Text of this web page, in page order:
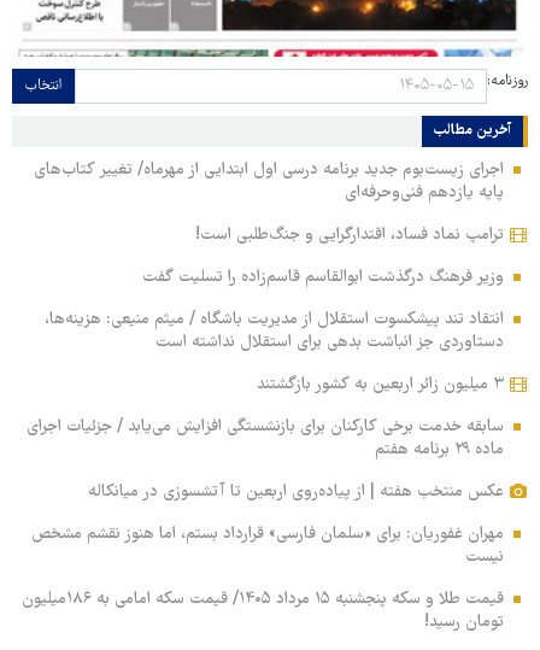
روزنامه: انتخاب
آخرین مطالب
اجرای زیست‌بوم جدید برنامه درسی اول ابتدایی از مهرماه/ تغییر کتاب‌های
پایه یازدهم فنی‌وحرفه‌ای
ترامپ نماد فساد، اقتدارگرایی و جنگ‌طلبی است!
وزیر فرهنگ درگذشت ابوالقاسم قاسم‌زاده را تسلیت گفت
انتقاد تند پیشکسوت استقلال از مدیریت باشگاه / میثم منیعی: هزینه‌ها،
دستاوردی جز انباشت بدهی برای استقلال نداشته است
۳ میلیون زائر اربعین به کشور بازگشتند
سابقه خدمت برخی کارکنان برای بازنشستگی افزایش می‌یابد / جزئیات اجرای
ماده ۲۹ برنامه هفتم
عکس منتخب هفته | از پیاده‌روی اربعین تا آتشسوزی در میانکاله
مهران غفوریان: برای «سلمان فارسی» قرارداد بستم، اما هنوز نقشم مشخص
نیست
قیمت طلا و سکه پنجشنبه ۱۵ مرداد ۱۴۰۵/ قیمت سکه امامی به ۱۸۶میلیون
تومان رسید!